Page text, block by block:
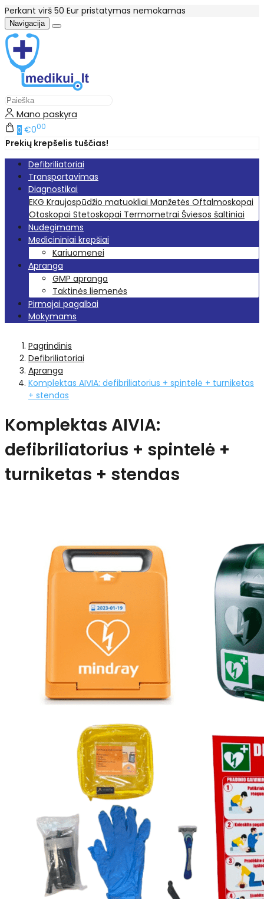
Perkant virš 50 Eur pristatymas nemokamas
Navigacija
Mano paskyra
0 €000
Prekių krepšelis tuščias!
Defibriliatoriai
Transportavimas
Diagnostikai
EKG Kraujospūdžio matuokliai Manžetės Oftalmoskopai
Otoskopai Stetoskopai Termometrai Šviesos šaltiniai
Nudegimams
Medicininiai krepšiai
Kariuomenei
Apranga
GMP apranga
Taktinės liemenės
Pirmajai pagalbai
Mokymams
Pagrindinis
Defibriliatoriai
Apranga
Komplektas AIVIA: defibriliatorius + spintelė + turniketas
+ stendas
Komplektas AIVIA:
defibriliatorius + spintelė +
turniketas + stendas